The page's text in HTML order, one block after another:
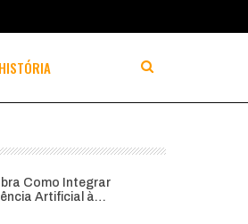
HISTÓRIA
Como Integrar
Artificial à…